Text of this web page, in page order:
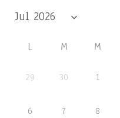
L M M
29 30 1
6 7 8